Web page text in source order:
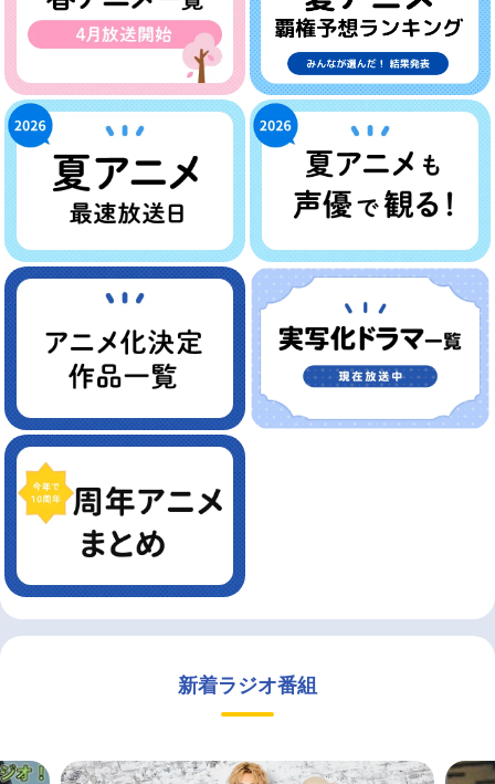
新着ラジオ番組